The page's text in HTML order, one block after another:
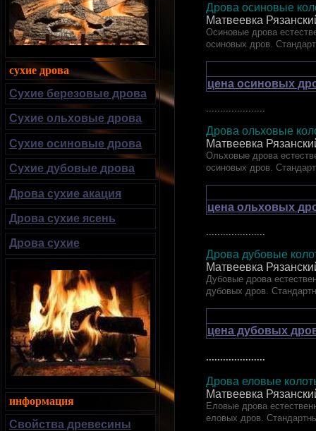
Дрова осиновые
Матвеевка
Осиновые дрова
осиновых дров.
цена осиновых
Дрова ольховые
Матвеевка
Ольховые дрова
осиновых дров.
цена ольховых
Дрова дубовые
Матвеевка
Дубовые дрова
дубовых дров.
цена дубовых
.....................
Дрова еловые
Матвеевка
Еловые дрова
еловых дров.
сухие дрова
Сухие березовые дрова
Сухие ольховые дрова
Сухие осиновые дрова
Сухие дубовые дрова
Дрова сухие акация
Дрова сухие ясень
Дрова сухие
информация
Свойства древесины